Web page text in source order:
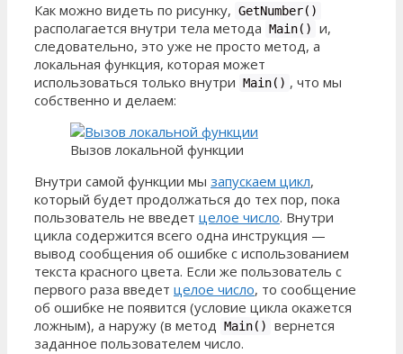
Как можно видеть по рисунку, GetNumber()
располагается внутри тела метода Main()
и,
следовательно, это уже не просто метод, а
локальная функция, которая может
использоваться только внутри Main() , что мы
собственно и делаем:
Вызов локальной функции
Внутри самой функции мы запускаем цикл,
который будет продолжаться до тех пор, пока
пользователь не введет целое число. Внутри
цикла содержится всего одна инструкция —
вывод сообщения об ошибке с использованием
текста красного цвета. Если же пользователь с
первого раза введет целое число, то сообщение
об ошибке не появится (условие цикла окажется
ложным), а наружу (в метод Main()
вернется
заданное пользователем число.